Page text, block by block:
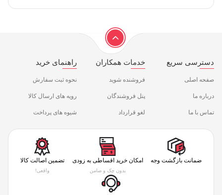
دسترسی سریع
صفحه اصلی
درباره ما
تماس با ما
خدمات همکاران
فروشنده شوید
پنل فروشندگان
لغو قرارداد
راهنمای خرید
نحوه ثبت سفارش
رویه های ارسال کالا
شیوه های پرداخت
ضمانت بازگشت وجه امکان خرید اقساطی به زودی
بدون چک و ضامن
تضمین اصالت کالا
واقعی!